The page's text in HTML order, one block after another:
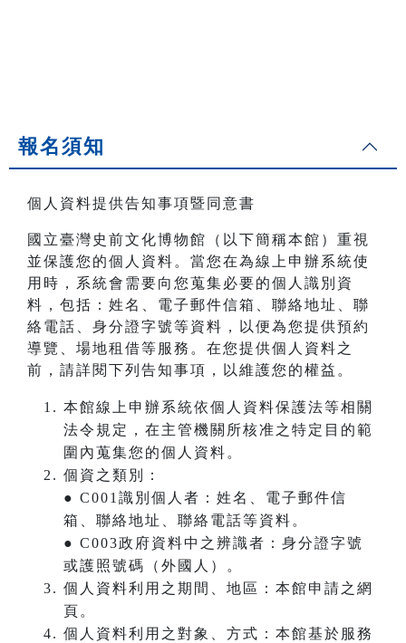
報名須知
個人資料提供告知事項暨同意書
國立臺灣史前文化博物館（以下簡稱本館）重視
並保護您的個人資料。當您在為線上申辦系統使
用時，系統會需要向您蒐集必要的個人識別資
料，包括：姓名、電子郵件信箱、聯絡地址、聯
絡電話、身分證字號等資料，以便為您提供預約
導覽、場地租借等服務。在您提供個人資料之
前，請詳閱下列告知事項，以維護您的權益。
本館線上申辦系統依個人資料保護法等相關
法令規定，在主管機關所核准之特定目的範
圍內蒐集您的個人資料。
個資之類別：
● C001識別個人者：姓名、電子郵件信
箱、聯絡地址、聯絡電話等資料。
● C003政府資料中之辨識者：身分證字號
或護照號碼（外國人）。
個人資料利用之期間、地區：本館申請之網
頁。
個人資料利用之對象、方式：本館基於服務